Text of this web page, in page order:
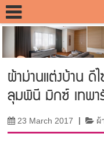
ผ้าม่านแต่งบ้าน
ลุมพินี มิกซ์ เทพ
23 March 2017 | ผ้